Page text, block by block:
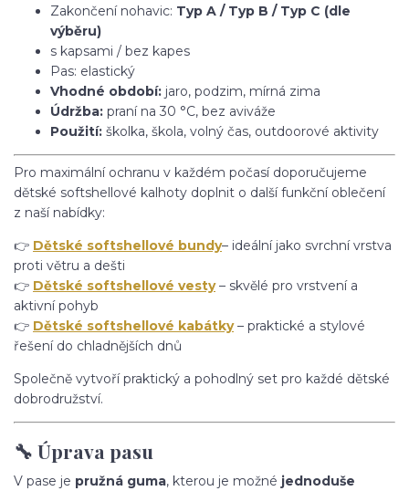
Zakončení nohavic: Typ A / Typ B / Typ C (dle
výběru)
s kapsami / bez kapes
Pas: elastický
Vhodné období: jaro, podzim, mírná zima
Údržba: praní na 30 °C, bez aviváže
Použití: školka, škola, volný čas, outdoorové aktivity
Pro maximální ochranu v každém počasí doporučujeme
dětské softshellové kalhoty doplnit o další funkční oblečení
z naší nabídky:
👉 Dětské softshellové bundy– ideální jako svrchní vrstva
proti větru a dešti
👉 Dětské softshellové vesty– skvělé pro vrstvení a
aktivní pohyb
👉 Dětské softshellové kabátky– praktické a stylové
řešení do chladnějších dnů
Společně vytvoří praktický a pohodlný set pro každé dětské
dobrodružství.
🔧 Úprava pasu
V pase je pružná guma, kterou je možné jednoduše